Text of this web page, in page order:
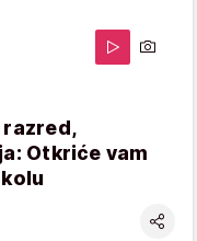
Otkriće vam